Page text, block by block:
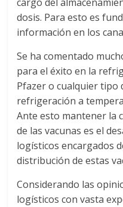
dosis. Para esto es
información en los
Se ha comentado
para el éxito en la
Pfazer o cualquier tipo
refrigeración a
Ante esto mantener la
de las vacunas es el
logísticos encargados
distribución de estas
Considerando las
logísticos con vasta